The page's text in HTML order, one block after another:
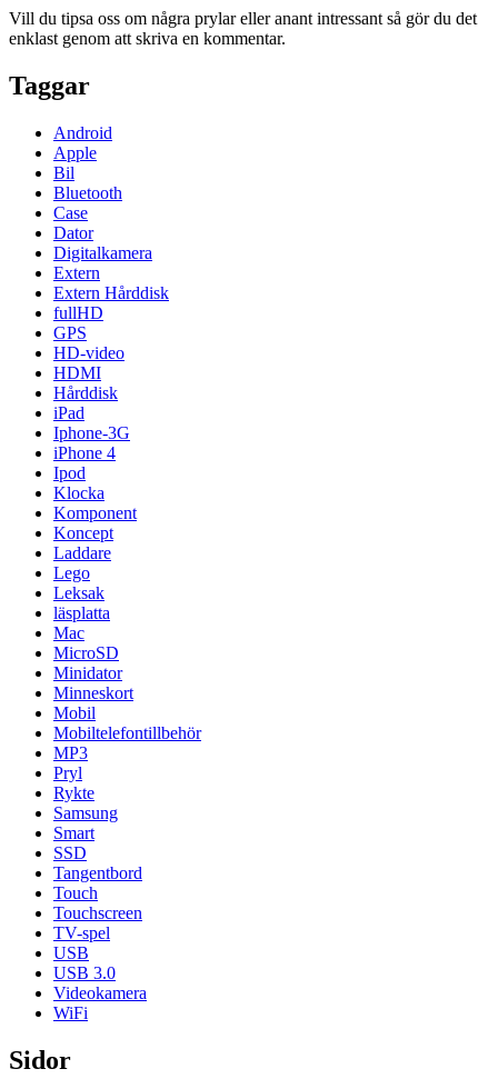
Vill du tipsa oss om några prylar eller anant intressant så gör du det
enklast genom att skriva en kommentar.
Taggar
Android
Apple
Bil
Bluetooth
Case
Dator
Digitalkamera
Extern
Extern Hårddisk
fullHD
GPS
HD-video
HDMI
Hårddisk
iPad
Iphone-3G
iPhone 4
Ipod
Klocka
Komponent
Koncept
Laddare
Lego
Leksak
läsplatta
Mac
MicroSD
Minidator
Minneskort
Mobil
Mobiltelefontillbehör
MP3
Pryl
Rykte
Samsung
Smart
SSD
Tangentbord
Touch
Touchscreen
TV-spel
USB
USB 3.0
Videokamera
WiFi
Sidor